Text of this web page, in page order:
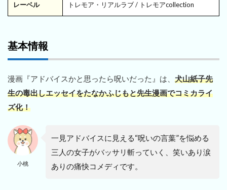
レーベル トレモア・リアルラブ / トレモアcollection
基本情報
漫画『アドバイスかと思ったら呪いだった』は、 犬山紙子先
生の毒出しエッセイをたなかふじもと先生漫画でコミカライ
ズ化！
小桃
一見アドバイスに見える“呪いの言葉”を悩める
三人の女子がバッサリ斬っていく、笑いあり涙
ありの痛快コメディです。